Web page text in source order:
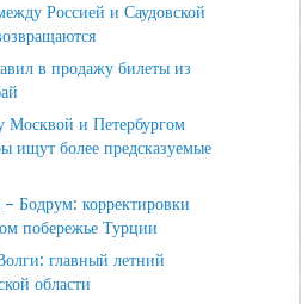
Россией и Саудовской
в продажу билеты из
Москвой и Петербургом
ищут более предсказуемые
Бодрум: корректировки
побережье Турции
главный летний
области